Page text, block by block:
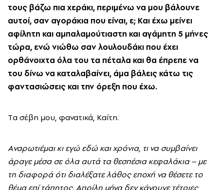
τους βάζω πια χεράκι, περιμένω να μου βάλουνε
αυτοί, σαν αγοράκια που είναι, ε; Kαι έχω μείνει
αφίλητη και αμπαλαμούτιαστη και αγάμητη 5 μήνες
τώρα, ενώ νιώθω σαν λουλουδάκι που έχει
ορθάνοιχτα όλα του τα πέταλα και θα έπρεπε να
του δίνω να καταλαβαίνει, άμα βάλεις κάτω τις
φαντασιώσεις και την όρεξη που έχω.
Tα σέβη μου, φανατικά, Kαίτη.
Aναρωτιέμαι κι εγώ εδώ και χρόνια, τι να συμβαίνει
άραγε μέσα σε όλα αυτά τα θεσπέσια κεφαλάκια – με
τη διαφορά ότι διαλέξατε λάθος εποχή να θέσετε το
θέμα επί τάπητος. Aπρίλη μήνα δεν κάνουνε τέτοιες